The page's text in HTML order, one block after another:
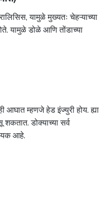
यामुळे मुख्यतः चेहऱ्याच्या
यामुळे डोळे आणि तोंडाच्या
आघात म्हणजे हेड इंज्युरी होय. ह्या
डोक्याच्या सर्व
आहे.